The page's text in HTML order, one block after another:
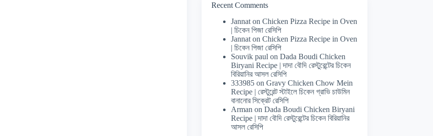
Recent Comments
Jannaton Chicken Pizza Recipe in Oven
| চিকেন পিজা রেসিপি
Jannaton Chicken Pizza Recipe in Oven
| চিকেন পিজা রেসিপি
Souvik paul on Dada Boudi Chicken
Biryani Recipe | দাদা বৌদি রেস্টুরেন্টের চিকেন
বিরিয়ানির আসল রেসিপি
333985on Gravy Chicken Chow Mein
Recipe | রেস্টুরেন্ট স্টাইলে চিকেন গ্রাভি চাউমিন
বানানোর সিক্রেট রেসিপি
Arman on Dada Boudi Chicken Biryani
Recipe | দাদা বৌদি রেস্টুরেন্টের চিকেন বিরিয়ানির
আসল রেসিপি